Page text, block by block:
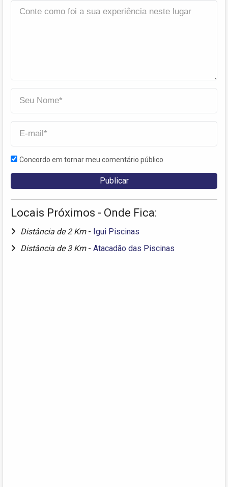
Concordo em tornar meu comentário público
Locais Próximos - Onde Fica:
Distância de 2 Km - Igui Piscinas
Distância de 3 Km - Atacadão das Piscinas